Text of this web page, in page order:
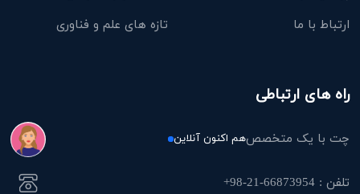
ارتباط با ما
تازه های علم و فناوری
راه های ارتباطی
چت با یک متخصصهم اکنون آنلاین
تلفن : 66873954-21-98+